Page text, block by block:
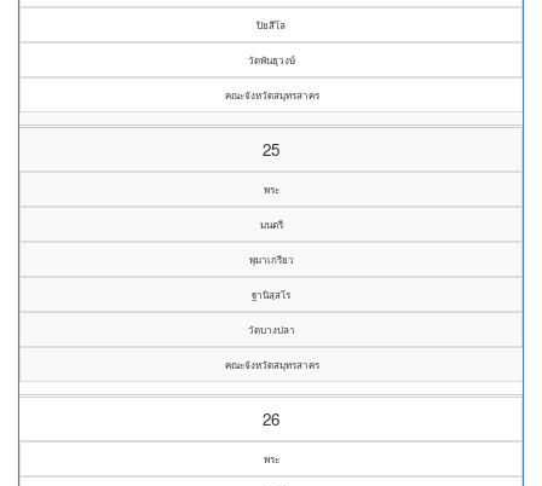
ปิยสีโล
วัดพันธุวงษ์
คณะจังหวัดสมุทรสาคร
25
พระ
มนตรี
พุมาเกรียว
ฐานิสฺสโร
วัดบางปลา
คณะจังหวัดสมุทรสาคร
26
พระ